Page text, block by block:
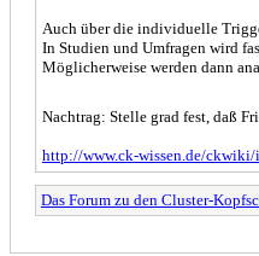
Auch über die individuelle
In Studien und Umfragen wird
Möglicherweise werden dann
Nachtrag: Stelle grad fest, daß
http://www.ck-wissen.de/
Das Forum zu den Cluster-